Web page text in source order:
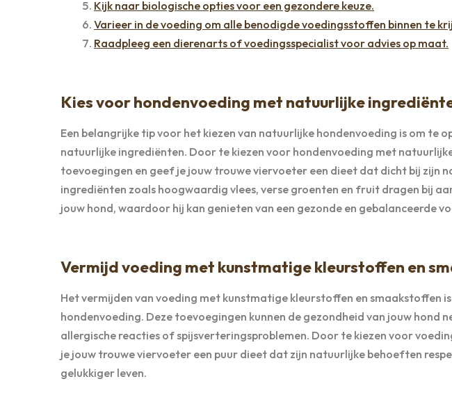
Kijk naar biologische opties voor een gezondere keuze.
Varieer in de voeding om alle benodigde voedingsstoffen binnen te
Raadpleeg een dierenarts of voedingsspecialist voor advies op maat.
Kies voor hondenvoeding met natuurlijke
Een belangrijke tip voor het kiezen van natuurlijke hondenvoeding is om te
natuurlijke ingrediënten. Door te kiezen voor hondenvoeding met
toevoegingen en geef je jouw trouwe viervoeter een dieet dat dicht bij zijn
ingrediënten zoals hoogwaardig vlees, verse groenten en fruit dragen bij
jouw hond, waardoor hij kan genieten van een gezonde en gebalanceerde
Vermijd voeding met kunstmatige kleurstoffen en
Het vermijden van voeding met kunstmatige kleurstoffen en smaakstoffen
hondenvoeding. Deze toevoegingen kunnen de gezondheid van jouw hond
allergische reacties of spijsverteringsproblemen. Door te kiezen voor
je jouw trouwe viervoeter een puur dieet dat zijn natuurlijke behoeften
gelukkiger leven.